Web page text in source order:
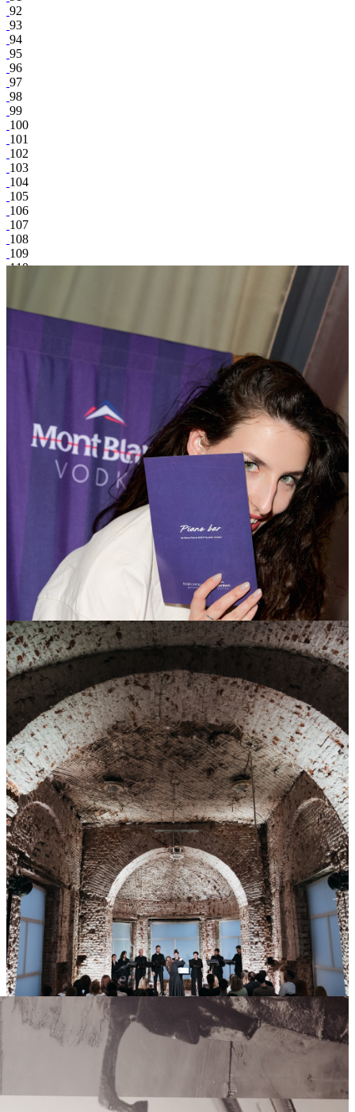
92
93
94
95
96
97
98
99
100
101
102
103
104
105
106
107
108
109
110
113
Вконтакте
60 059
8
117
1922
Светская Хроника/ другие события
11
Июн
2025
Среда
Открытие Piano Bar в Marco Polo Hotel by Moss Hospitality
43 709
4 137
×
Ссылка на отбор фото